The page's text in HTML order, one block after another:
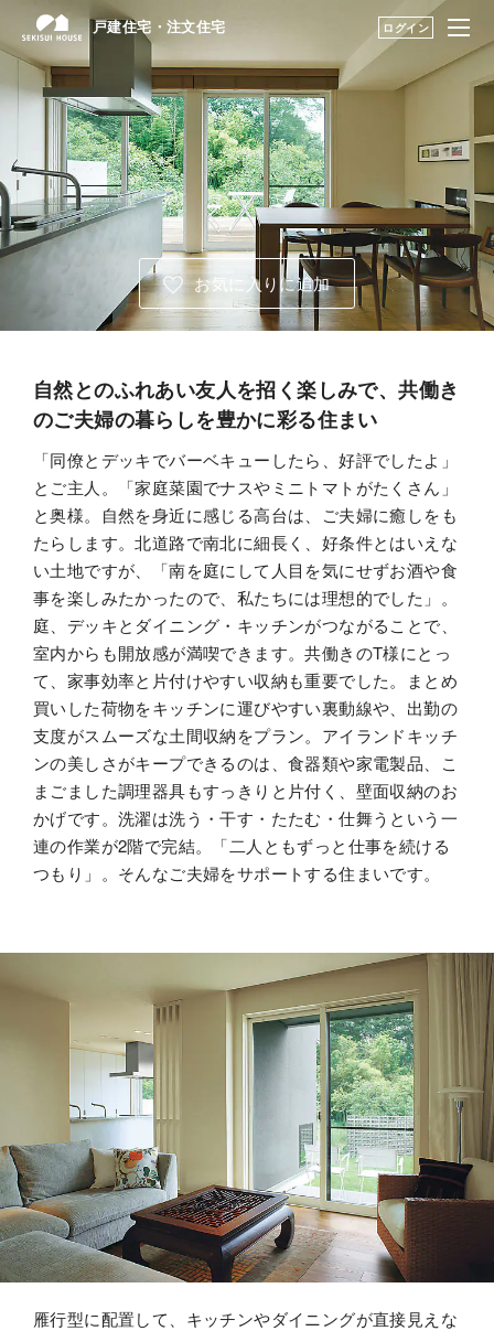
戸建住宅・注文住宅 ログイン
戸建住宅・注文住宅
はじめての家づくり
展示場・土地をさが
建築実例・アイデア
を見つける
My STAGE
life knit design
カタログ・動画ライ
ブラリー
お問い合わせ
ご相談
建築実例・アイデアを見つける TOP
アーカイブ実例のアイデアを見る
暮らし方のアイデア
お気に入りに追加
自然とのふれあい友人を招く楽しみで、共働き
のご夫婦の暮らしを豊かに彩る住まい
「同僚とデッキでバーベキューしたら、好評でしたよ」
とご主人。「家庭菜園でナスやミニトマトがたくさん」
と奥様。自然を身近に感じる高台は、ご夫婦に癒しをも
たらします。北道路で南北に細長く、好条件とはいえな
い土地ですが、「南を庭にして人目を気にせずお酒や食
事を楽しみたかったので、私たちには理想的でした」。
庭、デッキとダイニング・キッチンがつながることで、
室内からも開放感が満喫できます。共働きのT様にとっ
て、家事効率と片付けやすい収納も重要でした。まとめ
買いした荷物をキッチンに運びやすい裏動線や、出勤の
支度がスムーズな土間収納をプラン。アイランドキッチ
ンの美しさがキープできるのは、食器類や家電製品、こ
まごました調理器具もすっきりと片付く、壁面収納のお
かげです。洗濯は洗う・干す・たたむ・仕舞うという一
連の作業が2階で完結。「二人ともずっと仕事を続ける
つもり」。そんなご夫婦をサポートする住まいです。
雁行型に配置して、キッチンやダイニングが直接見えな